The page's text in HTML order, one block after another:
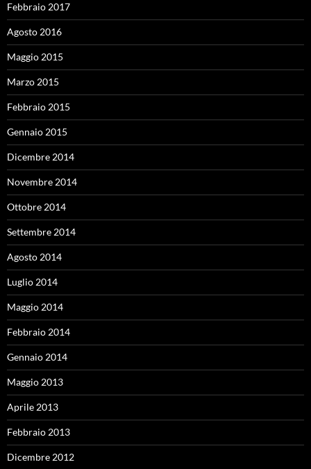
Febbraio 2017
Agosto 2016
Maggio 2015
Marzo 2015
Febbraio 2015
Gennaio 2015
Dicembre 2014
Novembre 2014
Ottobre 2014
Settembre 2014
Agosto 2014
Luglio 2014
Maggio 2014
Febbraio 2014
Gennaio 2014
Maggio 2013
Aprile 2013
Febbraio 2013
Dicembre 2012